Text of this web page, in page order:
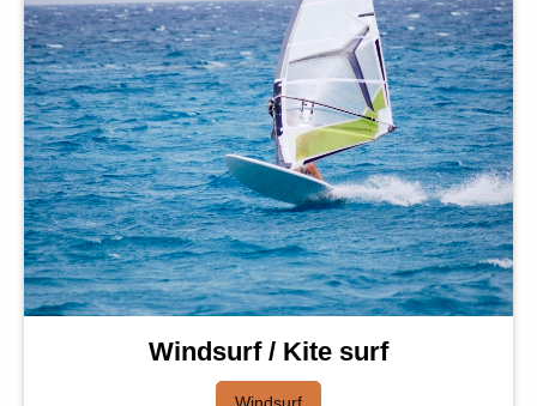
Windsurf / Kite surf